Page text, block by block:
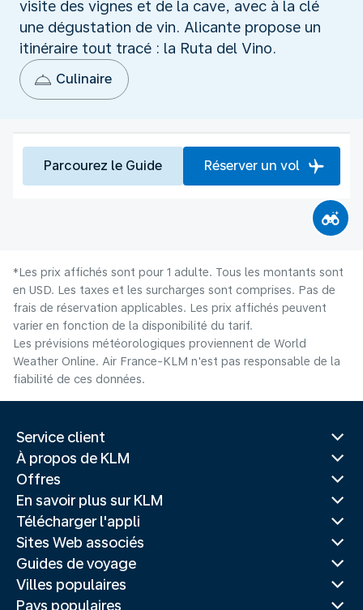
visite des vignes et de la cave, avec à la clé
une dégustation de vin. Alicante propose un
itinéraire tout tracé : la Ruta del Vino.
Culinaire
Parcourez le Guide Réserver un vol
*Les prix affichés sont pour 1 adulte. Tous les montants sont
en USD. Les taxes et les surcharges sont comprises. Pas de
frais de réservation applicables. Les prix affichés peuvent
varier en fonction de la disponibilité du tarif.
Les prévisions météorologiques proviennent de World
Weather Online. Air France-KLM n'est pas responsable de la
fiabilité de ces données.
Service client
À propos de KLM
Offres
En savoir plus sur KLM
Télécharger l'appli
Sites Web associés
Guides de voyage
Villes populaires
Pays populaires